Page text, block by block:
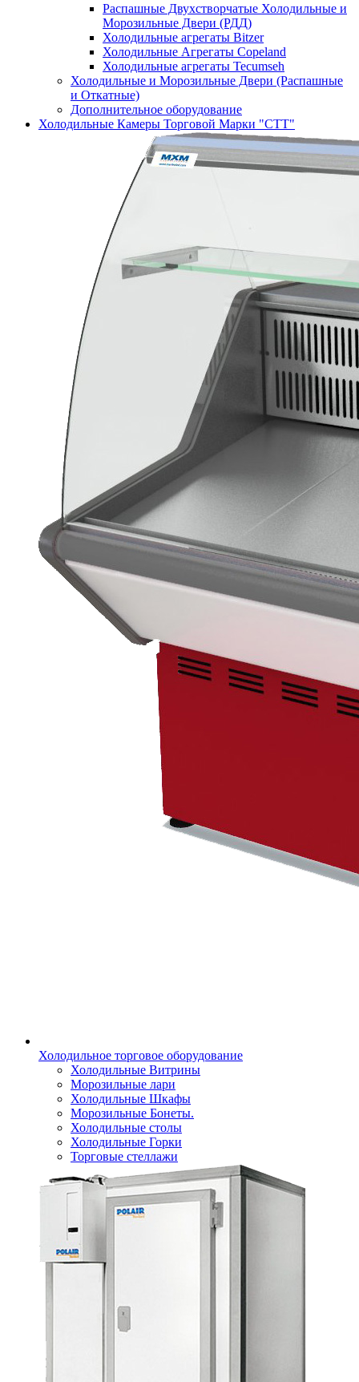
Распашные Двухстворчатые Холодильные и
Морозильные Двери (РДД)
Холодильные агрегаты Bitzer
Холодильные Агрегаты Copeland
Холодильные агрегаты Tecumseh
Холодильные и Морозильные Двери (Распашные
и Откатные)
Дополнительное оборудование
Холодильные Камеры Торговой Марки "СТТ"
Холодильное торговое оборудование
Холодильные Витрины
Морозильные лари
Холодильные Шкафы
Морозильные Бонеты.
Холодильные столы
Холодильные Горки
Торговые стеллажи